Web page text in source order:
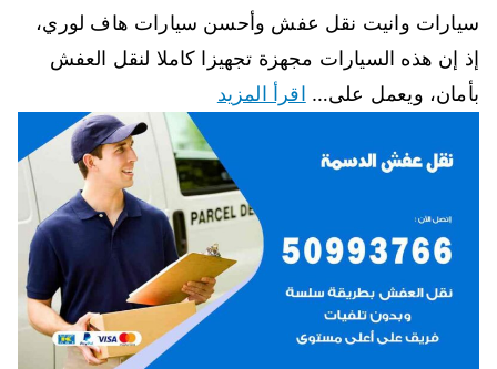
سيارات وانيت نقل عفش وأحسن سيارات هاف لوري،
إذ إن هذه السيارات مجهزة تجهيزا كاملا لنقل العفش
بأمان، ويعمل على… اقرأ المزيد